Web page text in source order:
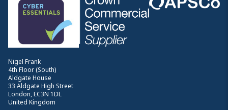
Nigel Frank
4th Floor (South)
Aldgate House
33 Aldgate High Street
London, EC3N 1DL
United Kingdom